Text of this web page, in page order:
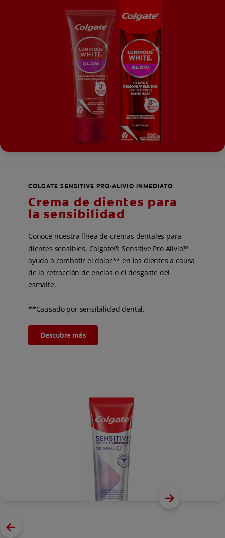
COLGATE SENSITIVE PRO-ALIVIO INMEDIATO
Crema de dientes para
la sensibilidad
Conoce nuestra línea de cremas dentales para
dientes sensibles. Colgate® Sensitive Pro Alivio™
ayuda a combatir el dolor** en los dientes a causa
de la retracción de encías o el desgaste del
esmalte.
**Causado por sensibilidad dental.
Descubre más